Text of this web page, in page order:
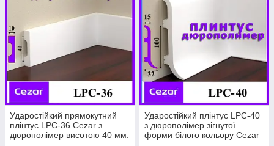
Ударостійкий прямокутний
плінтус LPC-36 Cezar з
дюрополімер висотою 40 мм.
Ударостійкий плінтус LPC-40
з дюрополімер зігнутої
форми білого кольору Cezar